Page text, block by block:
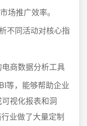
场推广效率。
不同活动对核心指
商数据分析工具
等，能够帮助企业
视化报表和洞
业做了大量定制